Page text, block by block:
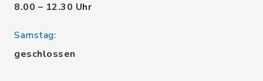
8.00 – 12.30 Uhr
Samstag:
geschlossen